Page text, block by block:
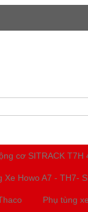
cơ SITRACK T7H
Xe Howo A7 - TH7-
Phụ tùng